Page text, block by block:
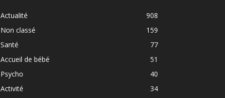
Actualité
908
Non classé
159
Santé
77
Accueil de bébé
51
Psycho
40
Activité
34